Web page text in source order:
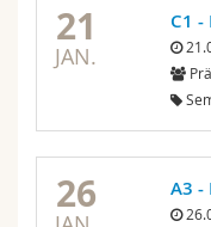
21
JAN.
C1
26 A3 -